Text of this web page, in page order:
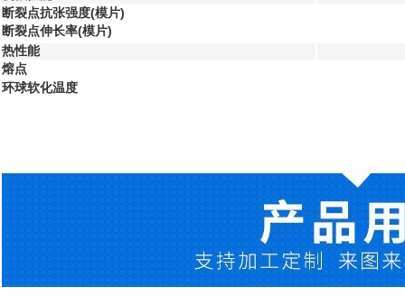
断裂点抗张强度(模片)
断裂点伸长率(模片)
热性能
熔点
环球软化温度